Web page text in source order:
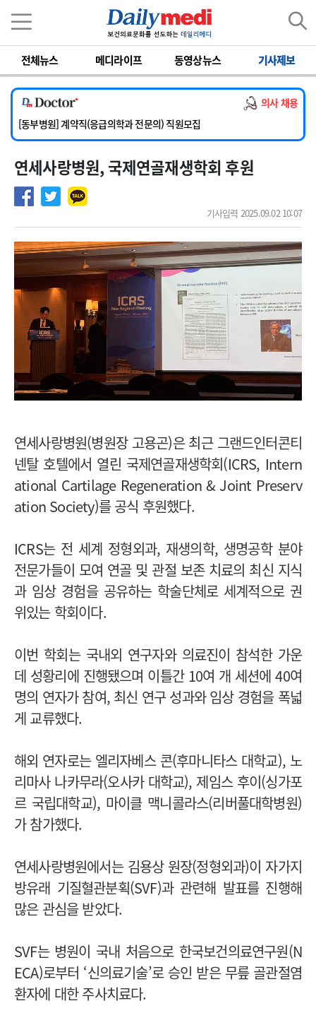
전체뉴스 메디라이프 동영상뉴스 기사제보
의사 채용
[서울아산병원] 2026년 하반기 인턴 모집
[영남대학교의료원] 마취통증의학과 임기제 임상의사 채용
[충남대학교병원] 소아청소년과(소아응급전담) 계약직 의사 공개채용
[동부병원] 계약직(응급의학과 전문의) 직원모집
[이대목동병원] 하반기 전공의(레지던트1년차) 모집
[서울아산병원] 2026년 하반기 인턴 모집
[영남대학교의료원] 마취통증의학과 임기제 임상의사 채용
연세사랑병원, 국제연골재생학회 후원
기사입력 2025.09.02 10:07
연세사랑병원(병원장 고용곤)은 최근 그랜드인터콘티
넨탈 호텔에서 열린 국제연골재생학회(ICRS, Intern
ational Cartilage Regeneration & Joint Preserv
ation Society)를 공식 후원했다.
ICRS는 전 세계 정형외과, 재생의학, 생명공학 분야
전문가들이 모여 연골 및 관절 보존 치료의 최신 지식
과 임상 경험을 공유하는 학술단체로 세계적으로 권
위있는 학회이다.
이번 학회는 국내외 연구자와 의료진이 참석한 가운
데 성황리에 진행됐으며 이틀간 10여 개 세션에 40여
명의 연자가 참여, 최신 연구 성과와 임상 경험을 폭넓
게 교류했다.
해외 연자로는 엘리자베스 콘(후마니타스 대학교), 노
리마사 나카무라(오사카 대학교), 제임스 후이(싱가포
르 국립대학교), 마이클 맥니콜라스(리버풀대학병원)
가 참가했다.
연세사랑병원에서는 김용상 원장(정형외과)이 자가지
방유래 기질혈관분획(SVF)과 관련해 발표를 진행해
많은 관심을 받았다.
SVF는 병원이 국내 처음으로 한국보건의료연구원(N
ECA)로부터 ‘신의료기술’로 승인 받은 무릎 골관절염
환자에 대한 주사치료다.